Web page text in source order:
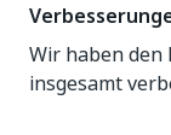
Wir haben den
insgesamt